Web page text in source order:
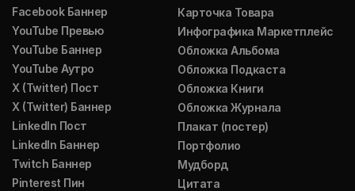
Facebook Баннер
YouTube Превью
YouTube Баннер
YouTube Аутро
X (Twitter) Пост
X (Twitter) Баннер
LinkedIn Пост
LinkedIn Баннер
Twitch Баннер
Pinterest Пин
Карточка Товара
Инфографика Маркетплейс
Обложка Альбома
Обложка Подкаста
Обложка Книги
Обложка Журнала
Плакат (постер)
Портфолио
Мудборд
Цитата